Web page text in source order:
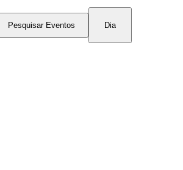
Pesquisar Eventos
Navegação
de
visualização
Dia